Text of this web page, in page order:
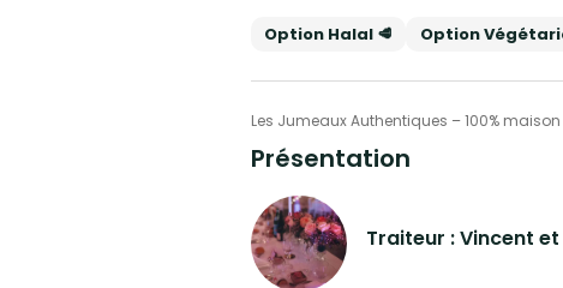
Option Halal 🥩 Option
Les Jumeaux Authentiques – 100% maison
Présentation
Traiteur : Vincent